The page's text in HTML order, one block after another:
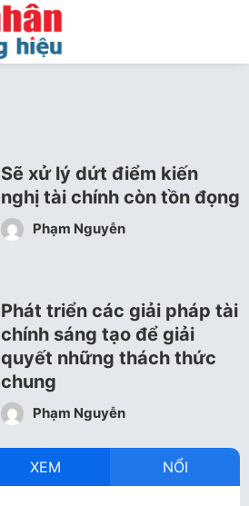
Sẽ xử lý dứt điểm kiến
nghị tài chính còn tồn đọng
Phạm Nguyễn
Phát triển các giải pháp tài
chính sáng tạo để giải
quyết những thách thức
chung
Phạm Nguyễn
XEM NỔI